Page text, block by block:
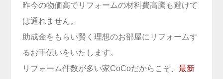
昨今の物価高でリフォームの材料費高騰も避けて
は通れません。
助成金をもらい賢く理想のお部屋にリフォームす
るお手伝いをいたします。
リフォーム件数が多い家CoCoだからこそ、 最新